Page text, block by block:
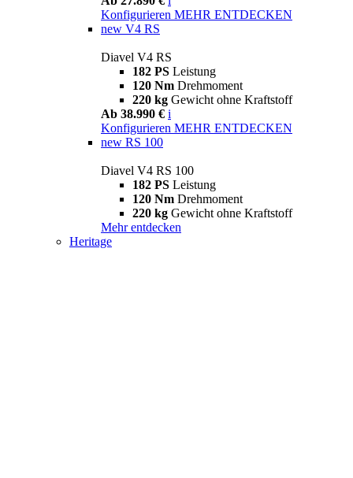
Konfigurieren MEHR ENTDECKEN
new V4 RS
Diavel V4 RS
182 PS Leistung
120 Nm Drehmoment
220 kg Gewicht ohne Kraftstoff
Ab 38.990 € i
Konfigurieren MEHR ENTDECKEN
new RS 100
Diavel V4 RS 100
182 PS Leistung
120 Nm Drehmoment
220 kg Gewicht ohne Kraftstoff
Mehr entdecken
Heritage